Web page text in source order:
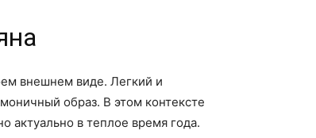
внешнем виде. Легкий и
образ. В этом контексте
актуально в теплое время года.